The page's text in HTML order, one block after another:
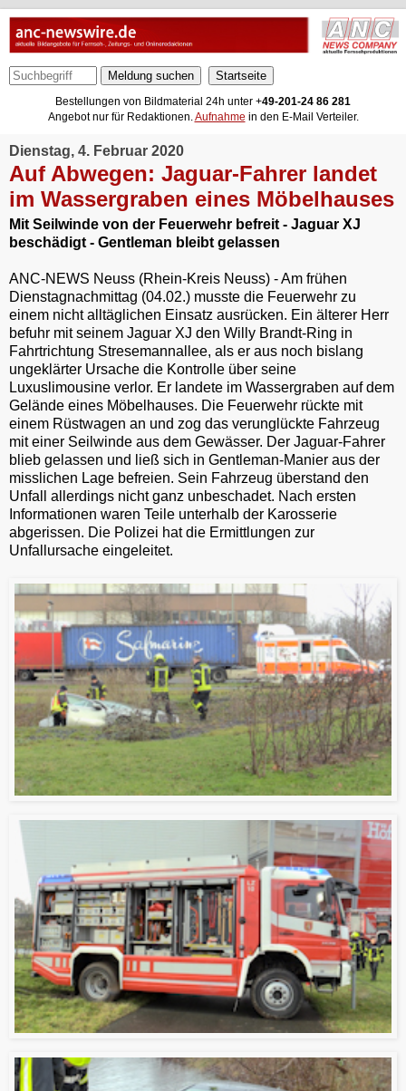
Meldung suchen
Bestellungen von Bildmaterial 24h unter +49-201-24 86 281
Angebot nur für Redaktionen.Aufnahme in den E-Mail Verteiler.
Dienstag, 4. Februar 2020
Auf Abwegen: Jaguar-Fahrer landet
im Wassergraben eines Möbelhauses
Mit Seilwinde von der Feuerwehr befreit - Jaguar XJ
beschädigt - Gentleman bleibt gelassen
ANC-NEWS Neuss (Rhein-Kreis Neuss) - Am frühen
Dienstagnachmittag (04.02.) musste die Feuerwehr zu
einem nicht alltäglichen Einsatz ausrücken. Ein älterer Herr
befuhr mit seinem Jaguar XJ den Willy Brandt-Ring in
Fahrtrichtung Stresemannallee, als er aus noch bislang
ungeklärter Ursache die Kontrolle über seine
Luxuslimousine verlor. Er landete im Wassergraben auf dem
Gelände eines Möbelhauses. Die Feuerwehr rückte mit
einem Rüstwagen an und zog das verunglückte Fahrzeug
mit einer Seilwinde aus dem Gewässer. Der Jaguar-Fahrer
blieb gelassen und ließ sich in Gentleman-Manier aus der
misslichen Lage befreien. Sein Fahrzeug überstand den
Unfall allerdings nicht ganz unbeschadet. Nach ersten
Informationen waren Teile unterhalb der Karosserie
abgerissen. Die Polizei hat die Ermittlungen zur
Unfallursache eingeleitet.